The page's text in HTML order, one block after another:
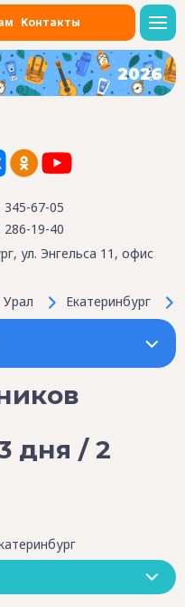
Контакты
2026
345-67-05
286-19-40
ул. Энгельса 11, офис
Урал Екатеринбург
дня / 2